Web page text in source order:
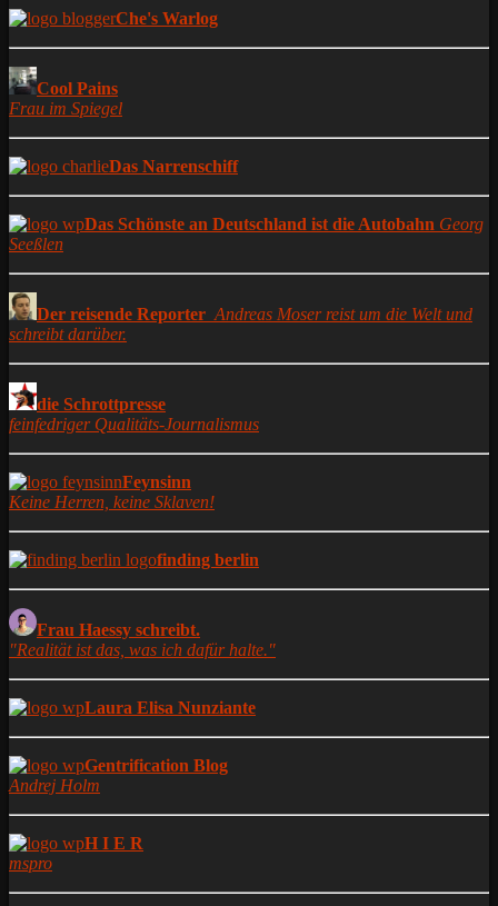
Che's Warlog
Cool Pains
Frau im Spiegel
Das Narrenschiff
Das Schönste an Deutschland ist die Autobahn Georg
Seeßlen
Der reisende Reporter Andreas Moser reist um die Welt und
schreibt darüber.
die Schrottpresse
feinfedriger Qualitäts-Journalismus
Feynsinn
Keine Herren, keine Sklaven!
finding berlin
Frau Haessy schreibt.
"Realität ist das, was ich dafür halte."
Laura Elisa Nunziante
Gentrification Blog
Andrej Holm
H I E R
mspro